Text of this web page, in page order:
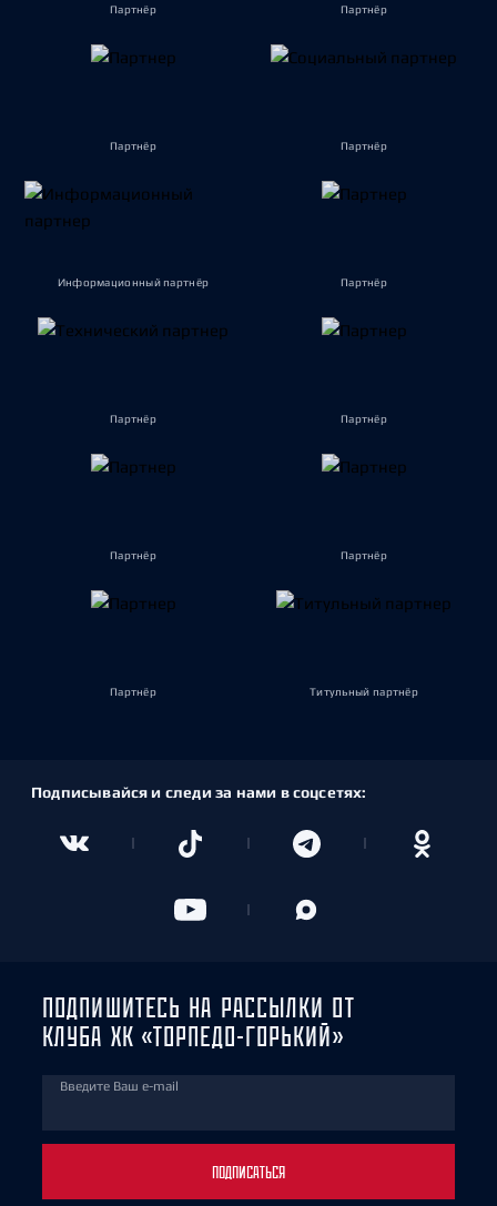
Партнёр Партнёр
Партнёр Партнёр
Информационный партнёр Партнёр
Партнёр Партнёр
Партнёр Партнёр
Партнёр Титульный партнёр
Подписывайся и следи за нами в соцсетях:
ПОДПИШИТЕСЬ НА РАССЫЛКИ ОТ
КЛУБА ХК «ТОРПЕДО-ГОРЬКИЙ»
Введите Ваш e-mail
ПОДПИСАТЬСЯ